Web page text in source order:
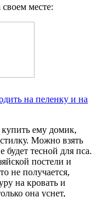
своем месте:
на пеленку и на
ему домик,
Можно взять
будет тесной для пса.
постели и
не получается,
на кровать и
она уснет,